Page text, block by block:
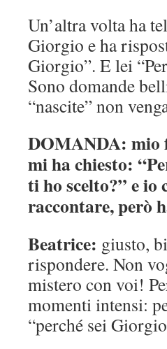
Un’altra volta ha
Giorgio e ha
Giorgio”. E lei
Sono domande
“nascite” non
DOMANDA: mio
mi ha chiesto:
ti ho scelto?” e io
raccontare, però
Beatrice: giusto,
rispondere. Non
mistero con voi!
momenti intensi:
“perché sei